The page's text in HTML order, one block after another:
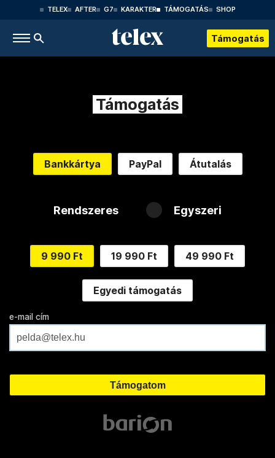
TELEX AFTER G7 KARAKTER TÁMOGATÁS SHOP
Támogatás
Támogatás
Bankkártya PayPal Átutalás
Rendszeres Egyszeri
9 990 Ft 19 990 Ft 49 990 Ft
Egyedi támogatás
e-mail cím